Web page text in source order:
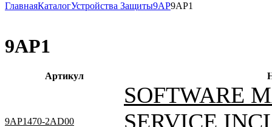
ГлавнаяКаталогУстройства Защиты9AP9AP1
9AP1
Артикул
9AP1470-2AD00
SOFTWARE
SERVICE